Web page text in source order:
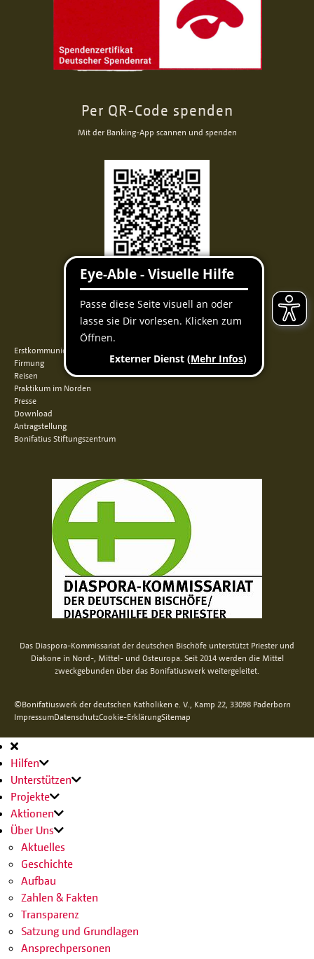
Per QR-Code spenden
Mit der Banking-App scannen und spenden
FacebookInstagramYoutube
QUICKLINKS
Erstkommunion
Firmung
Reisen
Praktikum im Norden
Presse
Download
Antragstellung
Bonifatius Stiftungszentrum
Das Diaspora-Kommissariat der deutschen Bischöfe unterstützt Priester und
Diakone in Nord-, Mittel- und Osteuropa. Seit 2014 werden die Mittel
zweckgebunden über das Bonifatiuswerk weitergeleitet.
©Bonifatiuswerk der deutschen Katholiken e. V., Kamp 22, 33098 Paderborn
ImpressumDatenschutzCookie-ErklärungSitemap
Hauptnavigation
Hilfen
Unterstützen
Projekte
Aktionen
Über Uns
Aktuelles
Geschichte
Aufbau
Zahlen & Fakten
Transparenz
Satzung und Grundlagen
Ansprechpersonen